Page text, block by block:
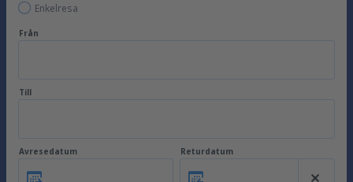
Enkelresa
Från
Till
Avresedatum Returdatum